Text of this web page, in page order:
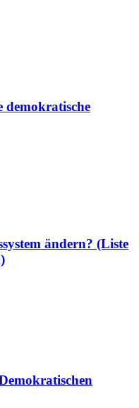
demokratische
ändern? (Liste